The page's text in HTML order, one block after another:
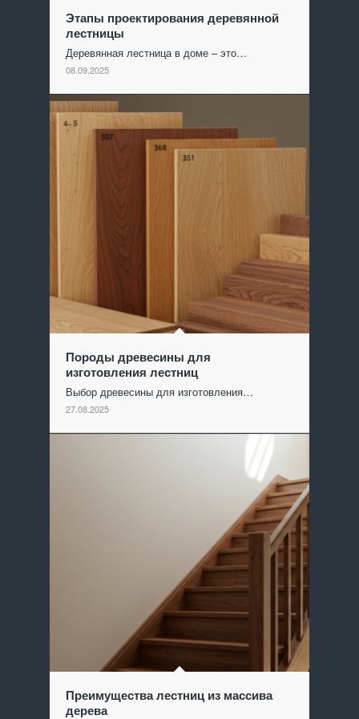
Этапы проектирования деревянной
лестницы
Деревянная лестница в доме – это…
08.09.2025
Породы древесины для
изготовления лестниц
Выбор древесины для изготовления…
27.08.2025
Преимущества лестниц из массива
дерева